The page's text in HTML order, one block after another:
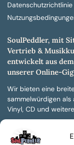
Datenschutzrichtlinie
SoulPeddler, mit
Vertrieb &
entwickelt aus
unserer Online-
Wir bieten eine
sammelwürdigen
Vinyl, CD und
Sowohl neue als
Tonträger sind